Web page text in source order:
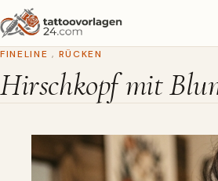
FINELINE , RÜCKEN
Hirschkopf mit